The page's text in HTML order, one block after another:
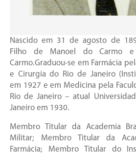
Nascido em 31 de agosto de
Filho de Manoel do Carmo
Carmo.Graduou-se em Farmácia
e Cirurgia do Rio de Janeiro
em 1927 e em Medicina pela
Rio de Janeiro – atual
Janeiro em 1930.
Membro Titular da Academia
Militar; Membro Titular da
Farmácia; Membro Titular do